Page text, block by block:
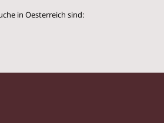
in Oesterreich sind: